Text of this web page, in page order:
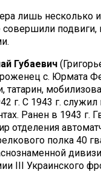
лишь несколько
подвиги,
Губаевич
с. Юрмата
татарин,
г. С 1943 г. служил
Ранен в 1943 г.
отделения
полка 40
III Украинского